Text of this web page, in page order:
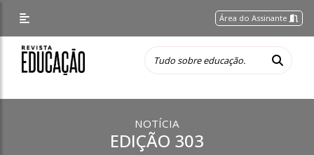
Área do Assinante
NOTÍCIA
EDIÇÃO 303